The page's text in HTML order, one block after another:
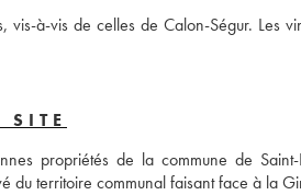
vis-à-vis de celles de Calon-Ségur. Les
SITE
propriétés de la commune de
du territoire communal faisant face à la